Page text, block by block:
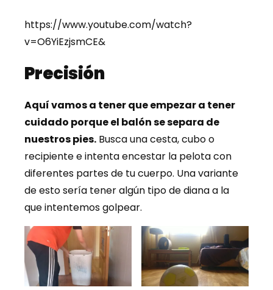
https://www.youtube.com/watch?
v=O6YiEzjsmCE&
Precisión
Aquí vamos a tener que empezar a tener
cuidado porque el balón se separa de
nuestros pies. Busca una cesta, cubo o
recipiente e intenta encestar la pelota con
diferentes partes de tu cuerpo. Una variante
de esto sería tener algún tipo de diana a la
que intentemos golpear.